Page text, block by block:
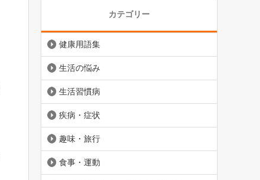
カテゴリー
健康用語集
生活の悩み
生活習慣病
疾病・症状
趣味・旅行
食事・運動